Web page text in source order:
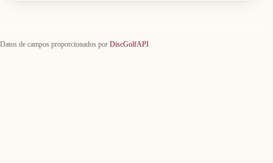
Datos de campos proporcionados por DiscGolfAPI